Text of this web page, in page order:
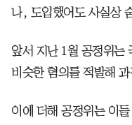
나, 도입했어도 사실상
앞서 지난 1월 공정위는
비슷한 혐의를 적발해
이에 더해 공정위는 이